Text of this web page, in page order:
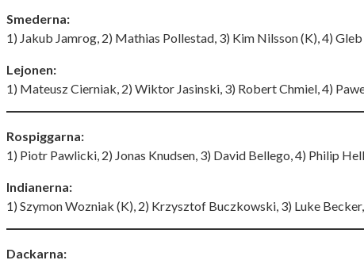
Smederna:
1) Jakub Jamrog, 2) Mathias Pollestad, 3) Kim Nilsson (K), 4)
Lejonen:
1) Mateusz Cierniak, 2) Wiktor Jasinski, 3) Robert Chmiel, 4)
Rospiggarna:
1) Piotr Pawlicki, 2) Jonas Knudsen, 3) David Bellego, 4) Philip
Indianerna:
1) Szymon Wozniak (K), 2) Krzysztof Buczkowski, 3) Luke
Dackarna: